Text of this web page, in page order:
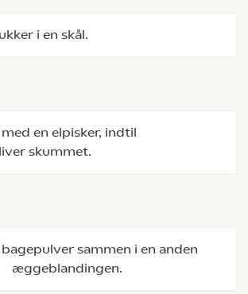
i en skål.
en elpisker, indtil
skummet.
sammen i en anden
æggeblandingen.